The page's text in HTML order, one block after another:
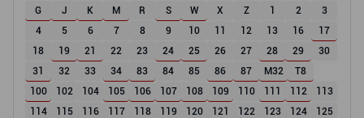
G J K M R S W X Z 1 2
3
4
5 6 7 8 9 10 11 12 13 16
17
18
19 21 22 23 24 25 26 27 28 29
30
31
32 33 34 83 84 85 86 87 M32
T8
100
102 104 105 106 107 108 109 110 111 112
113
114
115 116 117 118 119 120 121 122 123 124
125